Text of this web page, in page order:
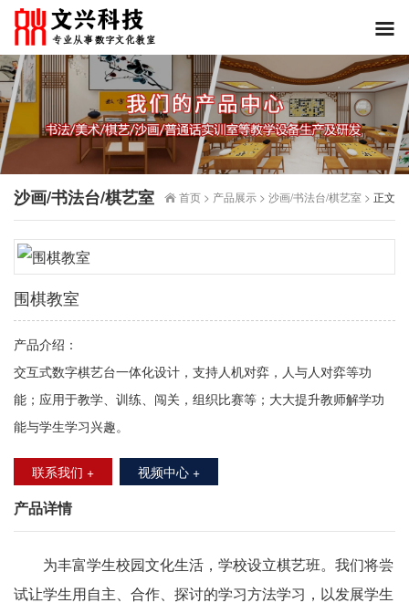
沙画/书法台/棋艺室 首页 > 产品展示 > 沙画/书法台/棋艺室 > 正文
围棋教室
产品介绍：
交互式数字棋艺台一体化设计，支持人机对弈，人与人对弈等功
能；应用于教学、训练、闯关，组织比赛等；大大提升教师解学功
能与学生学习兴趣。
联系我们 + 视频中心 +
产品详情
为丰富学生校园文化生活，学校设立棋艺班。我们将尝
试让学生用自主、合作、探讨的学习方法学习，以发展学生